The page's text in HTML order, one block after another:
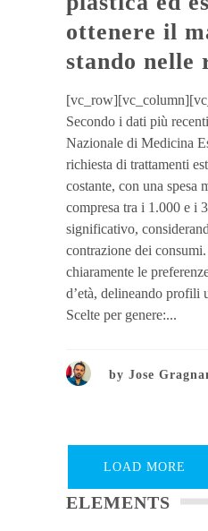
ottenere il
stando nelle
Secondo i dati più
Nazionale di Medicina
richiesta di trattamenti
costante, con una spesa
compresa tra i 1.000 e i
significativo,
contrazione dei
chiaramente le
d’età, delineando profili
Scelte per genere:...
by Jose
LOAD MORE
ELEMENTS